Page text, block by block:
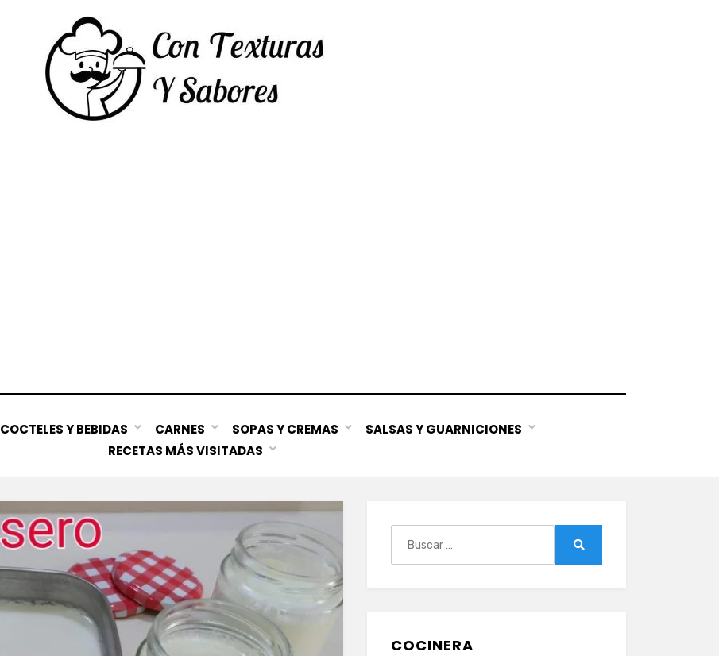
COCTELES Y BEBIDAS CARNES SOPAS Y CREMAS
SALSAS Y GUARNICIONES
RECETAS MÁS VISITADAS
COCINERA